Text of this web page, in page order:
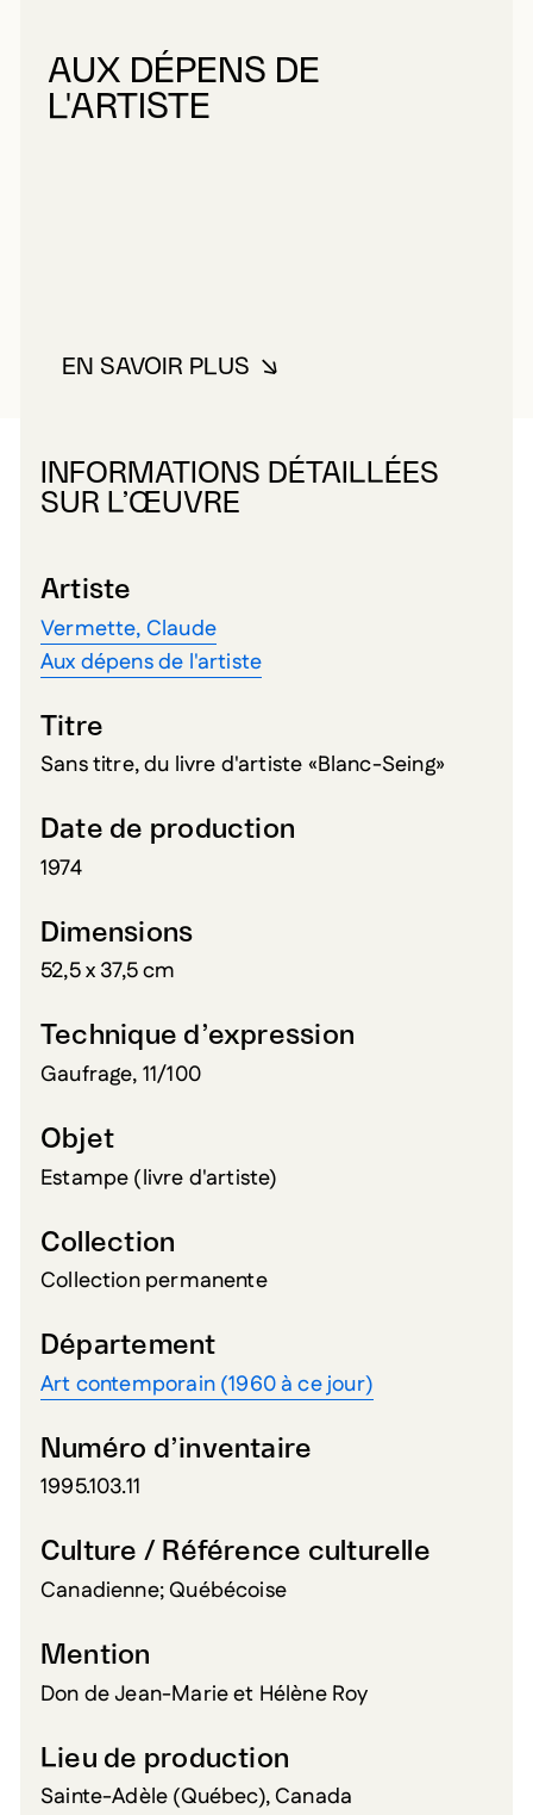
AUX DÉPENS DE
L'ARTISTE
EN SAVOIR PLUSÀ PROPOS DE AUX DÉPENS DE
INFORMATIONS DÉTAILLÉES
SUR L’ŒUVRE
Artiste
Vermette, Claude
Aux dépens de l'artiste
Titre
Sans titre, du livre d'artiste «Blanc-Seing»
Date de production
1974
Dimensions
52,5 x 37,5 cm
Technique d’expression
Gaufrage, 11/100
Objet
Estampe (livre d'artiste)
Collection
Collection permanente
Département
Art contemporain (1960 à ce jour)
Numéro d’inventaire
1995.103.11
Culture / Référence culturelle
Canadienne; Québécoise
Mention
Don de Jean-Marie et Hélène Roy
Lieu de production
Sainte-Adèle (Québec), Canada